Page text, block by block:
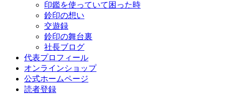
印鑑を使っていて困った時
鈴印の想い
交遊録
鈴印の舞台裏
社長ブログ
代表プロフィール
オンラインショップ
公式ホームページ
読者登録